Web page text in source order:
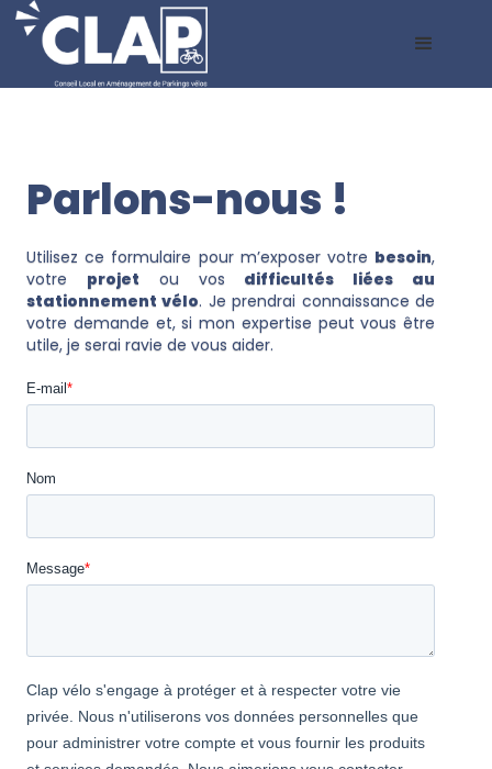
Parlons-nous !
Utilisez ce formulaire pour m’exposer votre besoin,
votre projet ou vos difficultés liées au
stationnement vélo. Je prendrai connaissance de
votre demande et, si mon expertise peut vous être
utile, je serai ravie de vous aider.